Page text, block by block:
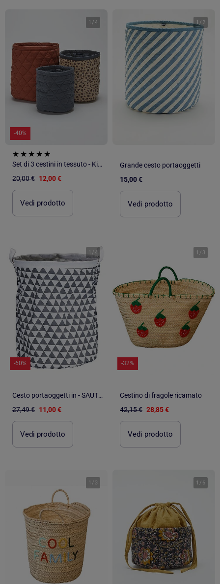
1 /4
-40%
Set di 3 cestini in tessuto - Kiabi Home
20,00 € 12,00 €
Vedi prodotto
1 / 2
Grande cesto portaoggetti
15,00 €
Vedi prodotto
1 /4
-60%
Cesto portaoggetti in - SAUTHON
27,49 € 11,00 €
Vedi prodotto
1 / 3
-32%
Cestino di fragole ricamato
42,15 € 28,85 €
Vedi prodotto
1 / 3 1 / 6